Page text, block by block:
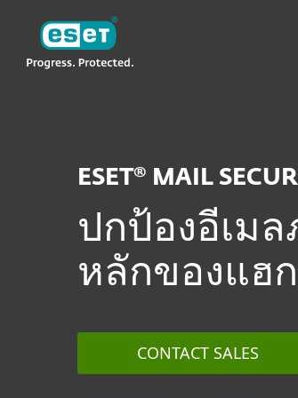
ESET® MAIL
ปกป้องอีเม
หลักของแฮก
CONTACT SALES
TH Server Security
ESET